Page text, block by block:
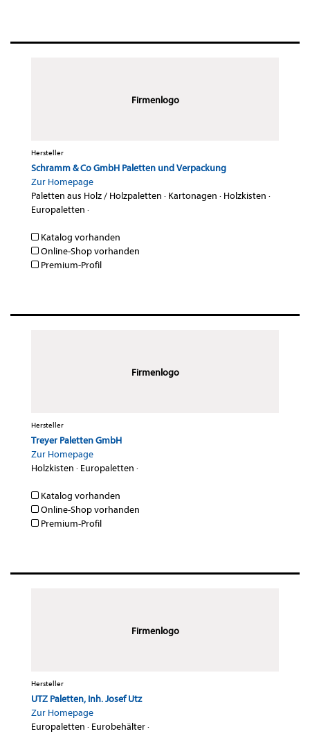
Firmenlogo
Hersteller
Schramm & Co GmbH Paletten und Verpackung
Zur Homepage
Paletten aus Holz / Holzpaletten · Kartonagen · Holzkisten ·
Europaletten ·
Katalog vorhanden
Online-Shop vorhanden
Premium-Profil
Firmenlogo
Hersteller
Treyer Paletten GmbH
Zur Homepage
Holzkisten · Europaletten ·
Katalog vorhanden
Online-Shop vorhanden
Premium-Profil
Firmenlogo
Hersteller
UTZ Paletten, Inh. Josef Utz
Zur Homepage
Europaletten · Eurobehälter·